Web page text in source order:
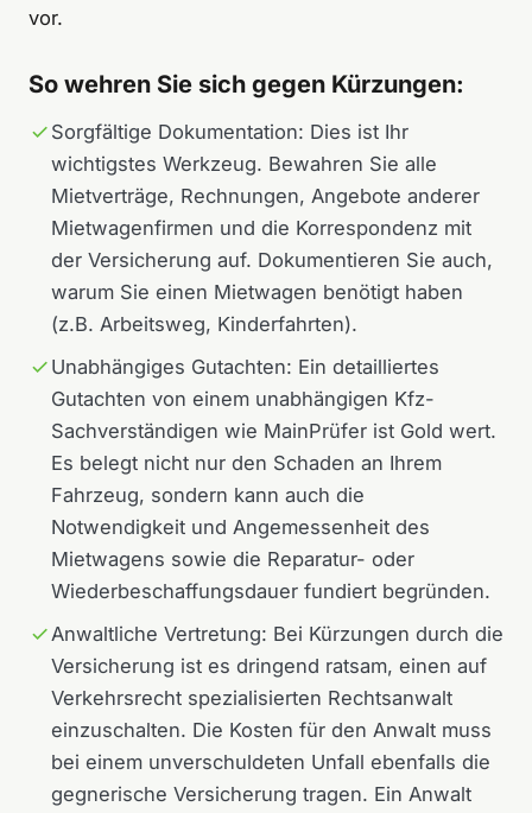
vor.
So wehren Sie sich gegen Kürzungen:
Sorgfältige Dokumentation: Dies ist Ihr
wichtigstes Werkzeug. Bewahren Sie alle
Mietverträge, Rechnungen, Angebote anderer
Mietwagenfirmen und die Korrespondenz mit
der Versicherung auf. Dokumentieren Sie auch,
warum Sie einen Mietwagen benötigt haben
(z.B. Arbeitsweg, Kinderfahrten).
Unabhängiges Gutachten: Ein detailliertes
Gutachten von einem unabhängigen Kfz-
Sachverständigen wie MainPrüfer ist Gold wert.
Es belegt nicht nur den Schaden an Ihrem
Fahrzeug, sondern kann auch die
Notwendigkeit und Angemessenheit des
Mietwagens sowie die Reparatur- oder
Wiederbeschaffungsdauer fundiert begründen.
Anwaltliche Vertretung: Bei Kürzungen durch die
Versicherung ist es dringend ratsam, einen auf
Verkehrsrecht spezialisierten Rechtsanwalt
einzuschalten. Die Kosten für den Anwalt muss
bei einem unverschuldeten Unfall ebenfalls die
gegnerische Versicherung tragen. Ein Anwalt